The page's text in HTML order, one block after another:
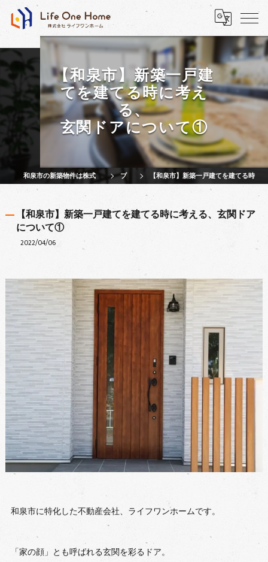
【和泉市】新築一戸建
てを建てる時に考え
る、
玄関ドアについて①
和泉市の新築物件は株式会社ライフワンホーム ブログ 【和泉市】新築一戸建てを建てる時に考える、玄関ドアについて①
【和泉市】新築一戸建てを建てる時に考える、玄関ドア
について①
2022/04/06
和泉市に特化した不動産会社、ライフワンホームです。
「家の顔」とも呼ばれる玄関を彩るドア。